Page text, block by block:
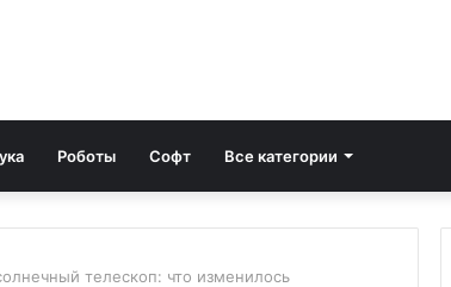
Роботы Софт Все категории
телескоп: что изменилось